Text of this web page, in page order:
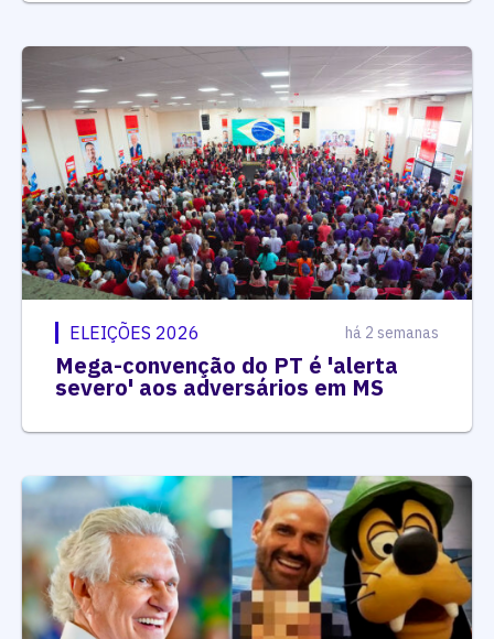
ELEIÇÕES 2026 há 2 semanas
Mega-convenção do PT é 'alerta
severo' aos adversários em MS